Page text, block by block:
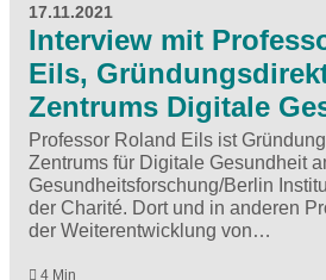
17.11.2021
Interview mit
Eils,
Zentrums Digitale
Professor Roland Eils ist
Zentrums für Digitale Gesundheit
Gesundheitsforschung/Berlin
der Charité. Dort und in anderen
der Weiterentwicklung von…
4 Min